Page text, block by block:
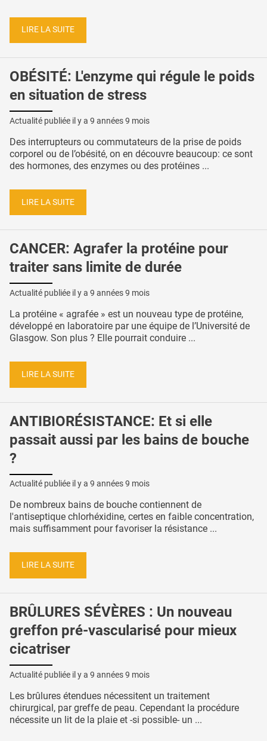
LIRE LA SUITE
OBÉSITÉ: L'enzyme qui régule le poids
en situation de stress
Actualité publiée il y a 9 années 9 mois
Des interrupteurs ou commutateurs de la prise de poids
corporel ou de l’obésité, on en découvre beaucoup: ce sont
des hormones, des enzymes ou des protéines ...
LIRE LA SUITE
CANCER: Agrafer la protéine pour
traiter sans limite de durée
Actualité publiée il y a 9 années 9 mois
La protéine « agrafée » est un nouveau type de protéine,
développé en laboratoire par une équipe de l’Université de
Glasgow. Son plus ? Elle pourrait conduire ...
LIRE LA SUITE
ANTIBIORÉSISTANCE: Et si elle
passait aussi par les bains de bouche
?
Actualité publiée il y a 9 années 9 mois
De nombreux bains de bouche contiennent de
l'antiseptique chlorhéxidine, certes en faible concentration,
mais suffisamment pour favoriser la résistance ...
LIRE LA SUITE
BRÛLURES SÉVÈRES : Un nouveau
greffon pré-vascularisé pour mieux
cicatriser
Actualité publiée il y a 9 années 9 mois
Les brûlures étendues nécessitent un traitement
chirurgical, par greffe de peau. Cependant la procédure
nécessite un lit de la plaie et -si possible- un ...